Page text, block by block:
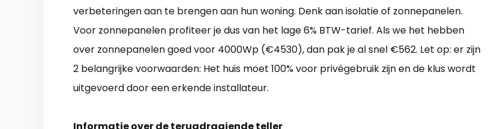
verbeteringen aan te brengen aan hun woning. Denk aan isolatie of zonnepanelen.
Voor zonnepanelen profiteer je dus van het lage 6% BTW-tarief. Als we het hebben
over zonnepanelen goed voor 4000Wp (€4530), dan pak je al snel €562. Let op: er zijn
2 belangrijke voorwaarden: Het huis moet 100% voor privégebruik zijn en de klus wordt
uitgevoerd door een erkende installateur.